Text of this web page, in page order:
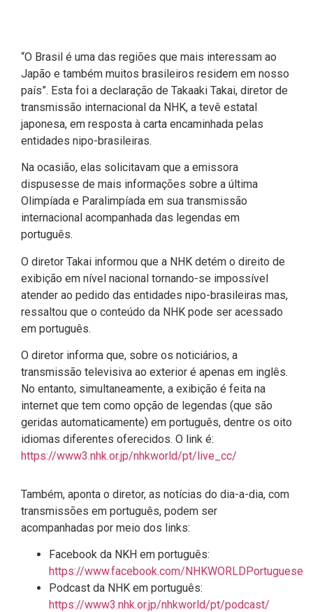
“O Brasil é uma das regiões que mais interessam ao
Japão e também muitos brasileiros residem em nosso
país”. Esta foi a declaração de Takaaki Takai, diretor de
transmissão internacional da NHK, a tevê estatal
japonesa, em resposta à carta encaminhada pelas
entidades nipo-brasileiras.
Na ocasião, elas solicitavam que a emissora
dispusesse de mais informações sobre a última
Olimpíada e Paralimpíada em sua transmissão
internacional acompanhada das legendas em
português.
O diretor Takai informou que a NHK detém o direito de
exibição em nível nacional tornando-se impossível
atender ao pedido das entidades nipo-brasileiras mas,
ressaltou que o conteúdo da NHK pode ser acessado
em português.
O diretor informa que, sobre os noticiários, a
transmissão televisiva ao exterior é apenas em inglês.
No entanto, simultaneamente, a exibição é feita na
internet que tem como opção de legendas (que são
geridas automaticamente) em português, dentre os oito
idiomas diferentes oferecidos. O link é:
https://www3.nhk.or.jp/nhkworld/pt/live_cc/
Também, aponta o diretor, as notícias do dia-a-dia, com
transmissões em português, podem ser
acompanhadas por meio dos links:
Facebook da NKH em português:
https://www.facebook.com/NHKWORLDPortuguese
Podcast da NHK em português:
https://www3.nhk.or.jp/nhkworld/pt/podcast/